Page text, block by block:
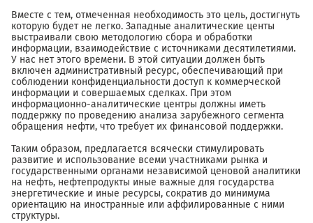
Вместе с тем, отмеченная необходимость это цель, достигнуть
которую будет не легко. Западные аналитические центы
выстраивали свою методологию сбора и обработки
информации, взаимодействие с источниками десятилетиями.
У нас нет этого времени. В этой ситуации должен быть
включен административный ресурс, обеспечивающий при
соблюдении конфиденциальности доступ к коммерческой
информации и совершаемых сделках. При этом
информационно-аналитические центры должны иметь
поддержку по проведению анализа зарубежного сегмента
обращения нефти, что требует их финансовой поддержки.
Таким образом, предлагается всячески стимулировать
развитие и использование всеми участниками рынка и
государственными органами независимой ценовой аналитики
на нефть, нефтепродукты иные важные для государства
энергетические и иные ресурсы, сократив до минимума
ориентацию на иностранные или аффилированные с ними
структуры.